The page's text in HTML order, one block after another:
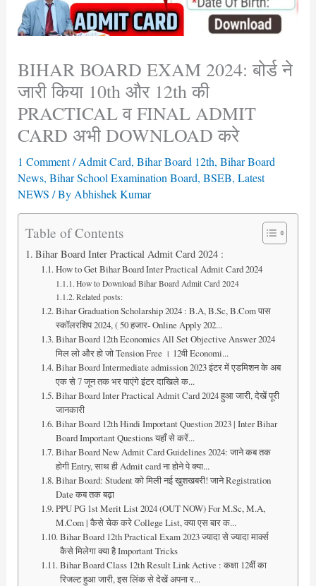
BIHAR BOARD EXAM 2024: बोर्ड ने
जारी किया 10th और 12th की
PRACTICAL व FINAL ADMIT
CARD अभी DOWNLOAD करे
1 Comment /Admit Card, Bihar Board 12th, Bihar Board
News, Bihar School Examination Board, BSEB, Latest
NEWS / By Abhishek Kumar
Table of Contents
Bihar Board Inter Practical Admit Card 2024 :
How to Get Bihar Board Inter Practical Admit Card 2024
How to Download Bihar Board Admit Card 2024
Related posts:
Bihar Graduation Scholarship 2024 : B.A, B.Sc, B.Com पास
स्कॉलरशिप 2024, ( 50 हजार- Online Apply 202...
Bihar Board 12th Economics All Set Objective Answer 2024
मिल लो और हो जो Tension Free । 12वी Economi...
Bihar Board Intermediate admission 2023 इंटर में एडमिशन के अब
एक से 7 जून तक भर पाएंगे इंटर दाखिले क...
Bihar Board Inter Practical Admit Card 2024 हुआ जारी, देखें पूरी
जानकारी
Bihar Board 12th Hindi Important Question 2023 | Inter Bihar
Board Important Questions यहाँ से करें...
Bihar Board New Admit Card Guidelines 2024: जाने कब तक
होगी Entry, साथ ही Admit card ना होने पे क्या...
Bihar Board: Student को मिली नई खुशखबरी! जाने Registration
Date कब तक बढ़ा
PPU PG 1st Merit List 2024 (OUT NOW) For M.Sc, M.A,
M.Com | कैसे चेक करे College List, क्या एस बार क...
Bihar Board 12th Practical Exam 2023 ज्यादा से ज्यादा मार्क्स
कैसे मिलेगा क्या है Important Tricks
Bihar Board Class 12th Result Link Active : कक्षा 12वीं का
रिजल्ट हुआ जारी, इस लिंक से देखें अपना र...